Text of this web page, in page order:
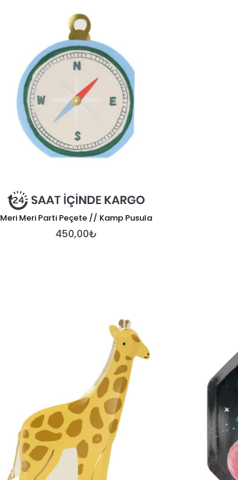
Meri Meri Parti Peçete // Kamp Pusula
450,00₺